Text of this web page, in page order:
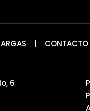
| CONTACTO
6